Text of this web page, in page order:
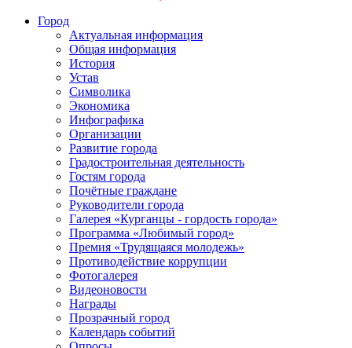
Город
Актуальная информация
Общая информация
История
Устав
Символика
Экономика
Инфографика
Организации
Развитие города
Градостроительная деятельность
Гостям города
Почётные граждане
Руководители города
Галерея «Курганцы - гордость города»
Программа «Любимый город»
Премия «Трудящаяся молодежь»
Противодействие коррупции
Фотогалерея
Видеоновости
Награды
Прозрачный город
Календарь событий